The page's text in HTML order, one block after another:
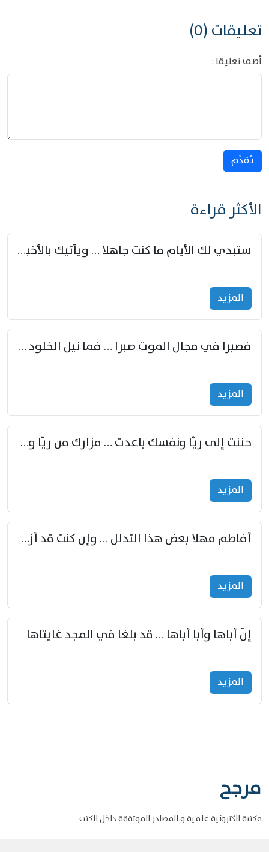
تعليقات (0)
أضف تعليقا :
يُقدِّم
الأكثر قراءة
ستبدي لك الأيام ما كنت جاهلا … ويأتيك بالأخبار من لم تزوّد
المزید
فصبرا في مجال الموت صبرا … فما نيل الخلود بمستطاع
المزید
حننت إلى ريّا ونفسك باعدت … مزارك من ريّا وشعباكما معا
المزید
أفاطم مهلا بعض هذا التدلل … وإن كنت قد أزمعت صرمي فأجملي
المزید
إنّ أباها وأبا أباها … قد بلغا في المجد غايتاها
المزید
مرجح
مكتبة الكترونية علمية و المصادر الموثةقة داخل الكتب